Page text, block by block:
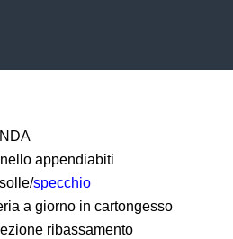
appendiabiti
specchio
a giorno in cartongesso
ribassamento